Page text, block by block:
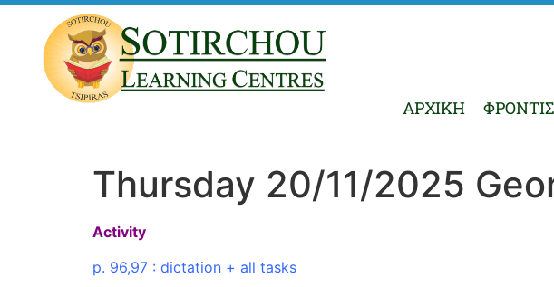
ΑΡΧΙΚΗ
Thursday 20/11/2025
Activity
p. 96,97 : dictation + all tasks